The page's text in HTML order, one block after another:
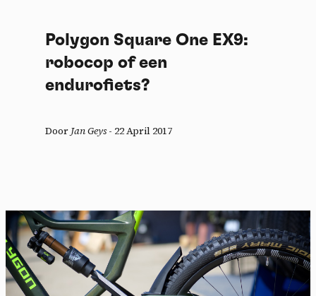
Polygon Square One EX9:
robocop of een
endurofiets?
Door Jan Geys- 22 April 2017